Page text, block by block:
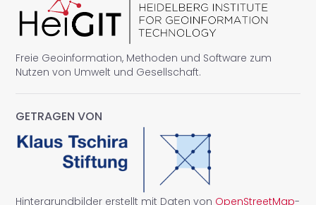
Freie Geoinformation, Methoden und Software zum
Nutzen von Umwelt und Gesellschaft.
GETRAGEN VON
Hintergrundbilder erstellt mit Daten von OpenStreetMap-